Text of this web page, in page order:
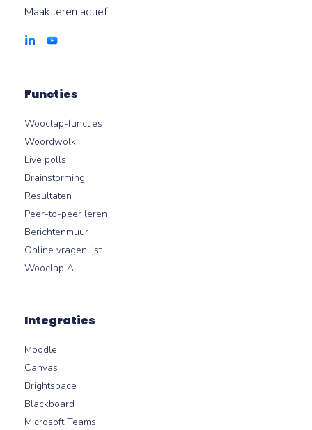
Maak leren actief
Functies
Wooclap-functies
Woordwolk
Live polls
Brainstorming
Resultaten
Peer-to-peer leren
Berichtenmuur
Online vragenlijst
Wooclap AI
Integraties
Moodle
Canvas
Brightspace
Blackboard
Microsoft Teams